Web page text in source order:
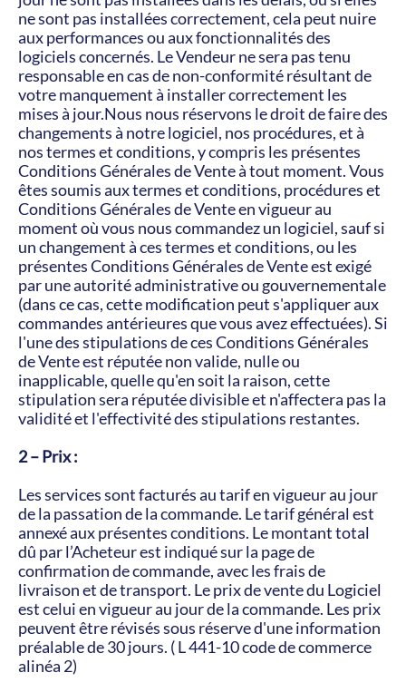
ne sont pas installées correctement, cela peut nuire
aux performances ou aux fonctionnalités des
logiciels concernés. Le Vendeur ne sera pas tenu
responsable en cas de non-conformité résultant de
votre manquement à installer correctement les
mises à jour.Nous nous réservons le droit de faire des
changements à notre logiciel, nos procédures, et à
nos termes et conditions, y compris les présentes
Conditions Générales de Vente à tout moment. Vous
êtes soumis aux termes et conditions, procédures et
Conditions Générales de Vente en vigueur au
moment où vous nous commandez un logiciel, sauf si
un changement à ces termes et conditions, ou les
présentes Conditions Générales de Vente est exigé
par une autorité administrative ou gouvernementale
(dans ce cas, cette modification peut s'appliquer aux
commandes antérieures que vous avez effectuées). Si
l'une des stipulations de ces Conditions Générales
de Vente est réputée non valide, nulle ou
inapplicable, quelle qu'en soit la raison, cette
stipulation sera réputée divisible et n'affectera pas la
validité et l'effectivité des stipulations restantes.
2 – Prix :
Les services sont facturés au tarif en vigueur au jour
de la passation de la commande. Le tarif général est
annexé aux présentes conditions. Le montant total
dû par l’Acheteur est indiqué sur la page de
confirmation de commande, avec les frais de
livraison et de transport. Le prix de vente du Logiciel
est celui en vigueur au jour de la commande. Les prix
peuvent être révisés sous réserve d'une information
préalable de 30 jours. ( L 441-10 code de commerce
alinéa 2)